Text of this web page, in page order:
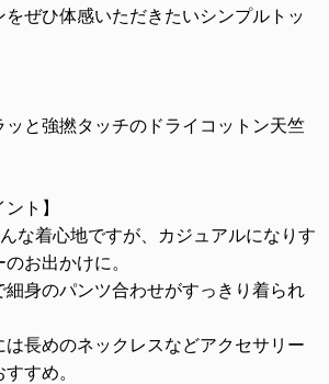
をぜひ体感いただきたいシンプルトッ
ッと強撚タッチのドライコットン天竺
ト】
な着心地ですが、カジュアルになりす
お出かけに。
細身のパンツ合わせがすっきり着られ
は長めのネックレスなどアクセサリー
すめ。